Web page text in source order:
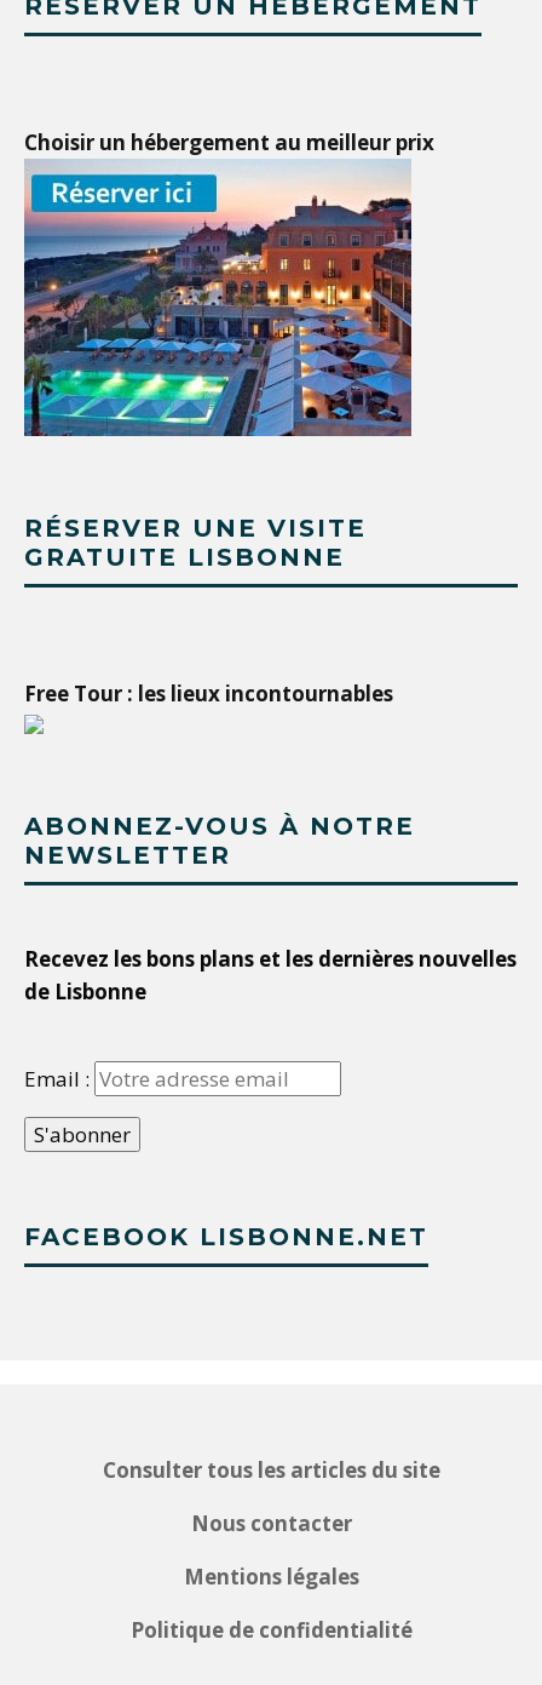
RÉSERVER UN HÉBERGEMENT
Choisir un hébergement au meilleur prix
RÉSERVER UNE VISITE
GRATUITE LISBONNE
Free Tour : les lieux incontournables
ABONNEZ-VOUS À NOTRE
NEWSLETTER
Recevez les bons plans et les dernières nouvelles
de Lisbonne
Email :
FACEBOOK LISBONNE.NET
Consulter tous les articles du site
Nous contacter
Mentions légales
Politique de confidentialité